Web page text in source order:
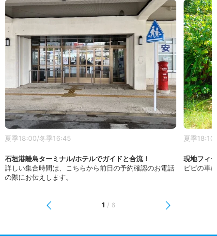
夏季18:00/冬季16:45
石垣港離島ターミナル/ホテルでガイドと合流！
詳しい集合時間は、こちらから前日の予約確認のお電話
の際にお伝えします。
夏季
現地フィ
ピピの車
1 / 6